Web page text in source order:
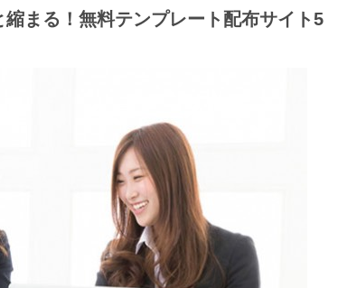
まる！無料テンプレート配布サイト5